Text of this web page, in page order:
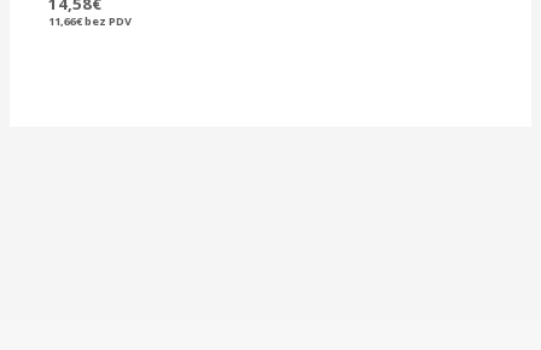
11,66€bez PDV